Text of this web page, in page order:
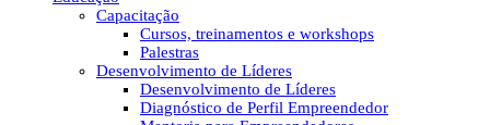
Capacitação
Cursos, treinamentos e workshops
Palestras
Desenvolvimento de Líderes
Desenvolvimento de Líderes
Diagnóstico de Perfil Empreendedor